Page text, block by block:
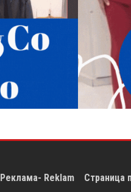
Реклама- Reklam Страница